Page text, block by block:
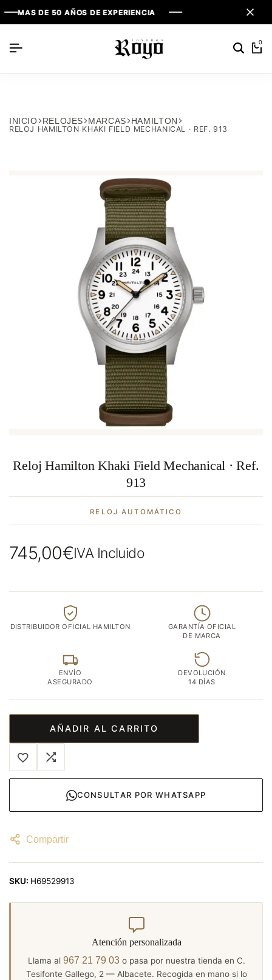
DE 50 AÑOS DE EXPERIENCIA
DE 50 AÑOS DE EXPERIENCIA
DE 50 AÑOS DE EXPERIENCIA
0
INICIO RELOJES MARCAS HAMILTON
RELOJ HAMILTON KHAKI FIELD MECHANICAL · REF. 913
Reloj Hamilton Khaki Field Mechanical · Ref.
913
RELOJ AUTOMÁTICO
745,00€IVA Incluido
DISTRIBUIDOR OFICIAL HAMILTON
GARANTÍA OFICIAL
DE MARCA
ENVÍO
ASEGURADO
DEVOLUCIÓN
14 DÍAS
AÑADIR AL CARRITO
CONSULTAR POR WHATSAPP
Compartir
SKU: H69529913
Atención personalizada
Llama al 967 21 79 03 o pasa por nuestra tienda en C.
Tesifonte Gallego, 2 — Albacete. Recogida en mano si lo